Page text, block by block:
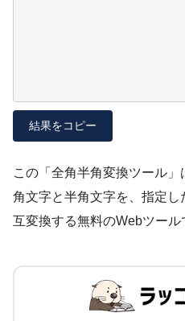
結果をコピー
この「全角半角変換ツール
角文字と半角文字を、指定
互変換する無料のWebツール